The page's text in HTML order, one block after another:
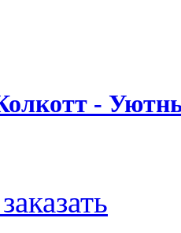
-